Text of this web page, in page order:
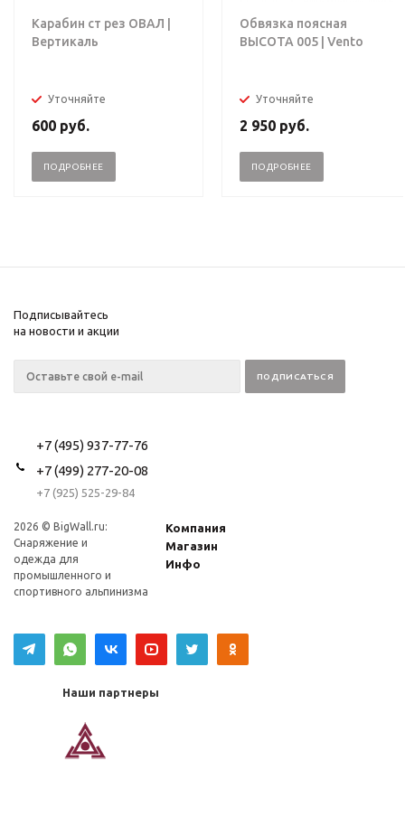
Карабин ст рез ОВАЛ |
Вертикаль
Уточняйте
600 руб.
ПОДРОБНЕЕ
Обвязка поясная
ВЫСОТА 005 | Vento
Уточняйте
2 950 руб.
ПОДРОБНЕЕ
Подписывайтесь
на новости и акции
+7 (495) 937-77-76
+7 (499) 277-20-08
+7 (925) 525-29-84
2026 © BigWall.ru:
Снаряжение и
одежда для
промышленного и
спортивного альпинизма
Компания
Магазин
Инфо
Наши партнеры